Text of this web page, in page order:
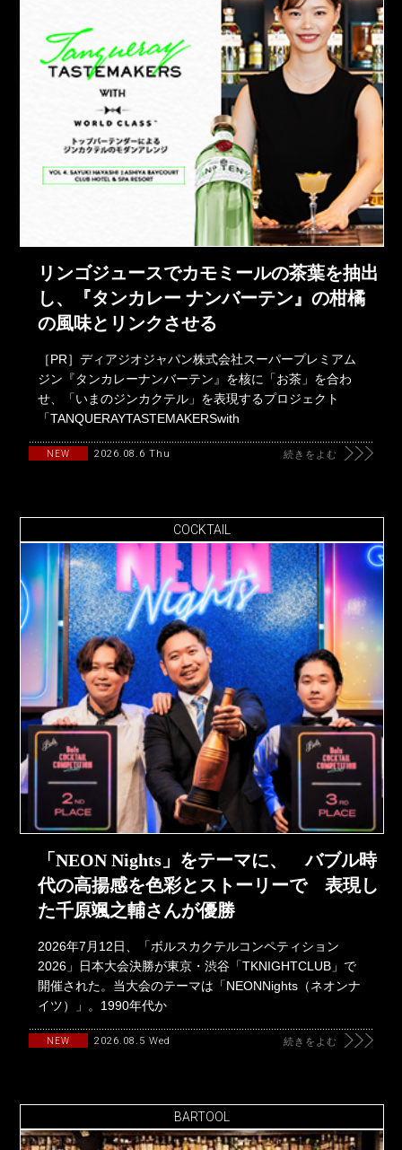
リンゴジュースでカモミールの茶葉を抽出
し、『タンカレー ナンバーテン』の柑橘
の風味とリンクさせる
［PR］ディアジオジャパン株式会社スーパープレミアム
ジン『タンカレーナンバーテン』を核に「お茶」を合わ
せ、「いまのジンカクテル」を表現するプロジェクト
「TANQUERAYTASTEMAKERSwith
NEW 2026.08.6 Thu 続きをよむ
COCKTAIL
「NEON Nights」をテーマに、 バブル時
代の高揚感を色彩とストーリーで 表現し
た千原颯之輔さんが優勝
2026年7月12日、「ボルスカクテルコンペティション
2026」日本大会決勝が東京・渋谷「TKNIGHTCLUB」で
開催された。当大会のテーマは「NEONNights（ネオンナ
イツ）」。1990年代か
NEW 2026.08.5 Wed 続きをよむ
BARTOOL